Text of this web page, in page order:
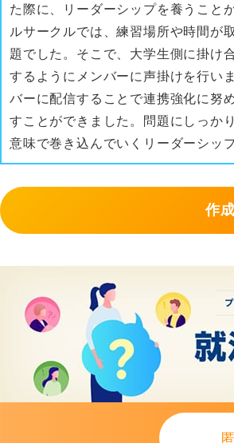
た際に、リーダーシップを養うこと
ルサークルでは、練習場所や時間が
題でした。そこで、大学生側に掛け
するようにメンバーに声掛けを行い
バーに配信することで連携強化に努
すことができました。問題にしっか
意味で巻き込んでいくリーダーシッ
作